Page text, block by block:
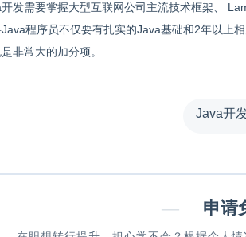
发需要掌握大型互联网公司主流技术框架、
程序员不仅要有扎实的Java基础和2年以上
非常大的加分项。
Java开
— 申请